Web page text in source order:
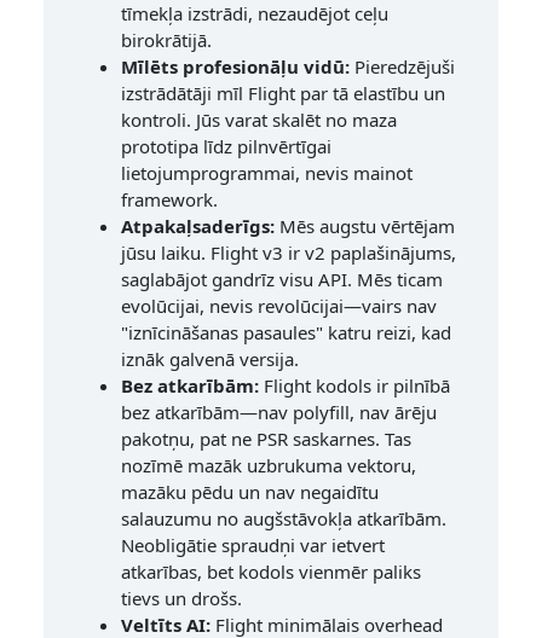
tīmekļa izstrādi, nezaudējot ceļu
birokrātijā.
Mīlēts profesionāļu vidū: Pieredzējuši
izstrādātāji mīl Flight par tā elastību un
kontroli. Jūs varat skalēt no maza
prototipa līdz pilnvērtīgai
lietojumprogrammai, nevis mainot
framework.
Atpakaļsaderīgs: Mēs augstu vērtējam
jūsu laiku. Flight v3 ir v2 paplašinājums,
saglabājot gandrīz visu API. Mēs ticam
evolūcijai, nevis revolūcijai—vairs nav
"iznīcināšanas pasaules" katru reizi, kad
iznāk galvenā versija.
Bez atkarībām: Flight kodols ir pilnībā
bez atkarībām—nav polyfill, nav ārēju
pakotņu, pat ne PSR saskarnes. Tas
nozīmē mazāk uzbrukuma vektoru,
mazāku pēdu un nav negaidītu
salauzumu no augšstāvokļa atkarībām.
Neobligātie spraudņi var ietvert
atkarības, bet kodols vienmēr paliks
tievs un drošs.
Veltīts AI: Flight minimālais overhead